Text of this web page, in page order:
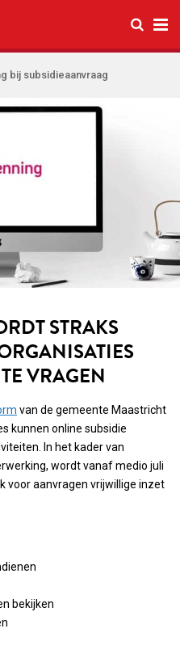
Open
bij subsidieaanvraag
STRAKS
VRAGEN
van de gemeente Maastricht
kunnen online subsidie
In het kader van
wordt vanaf medio juli
voor aanvragen vrijwillige inzet
bekijken